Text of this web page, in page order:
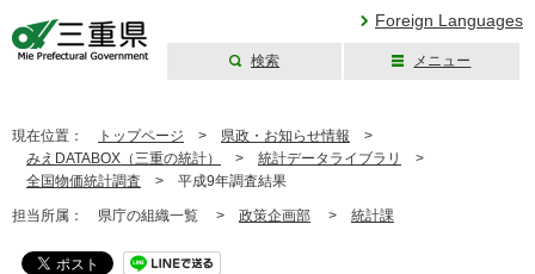
Foreign Languages
検索 メニュー
現在位置： トップページ > 県政・お知らせ情報 >
みえDATABOX（三重の統計）
> 統計データライブラリ
>
全国物価統計調査 > 平成9年調査結果
担当所属： 県庁の組織一覧 > 政策企画部 > 統計課